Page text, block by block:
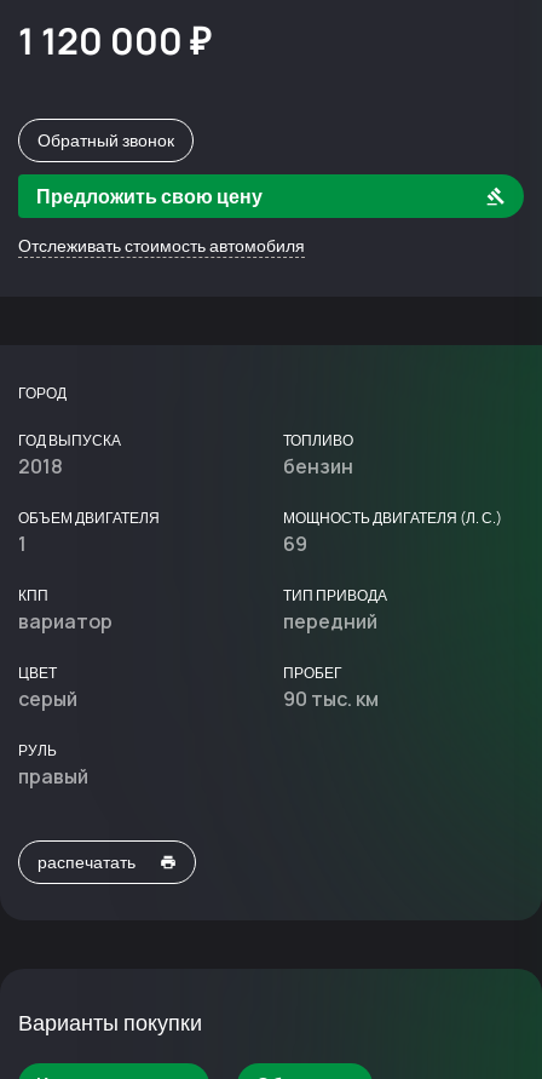
1 120 000 ₽
Обратный звонок
Предложить свою цену
Отслеживать стоимость автомобиля
ГОРОД
ГОД ВЫПУСКА
2018
ТОПЛИВО
бензин
ОБЪЕМ ДВИГАТЕЛЯ
1
МОЩНОСТЬ ДВИГАТЕЛЯ (Л. С.)
69
КПП
вариатор
ТИП ПРИВОДА
передний
ЦВЕТ
серый
ПРОБЕГ
90 тыс. км
РУЛЬ
правый
распечатать
Варианты покупки